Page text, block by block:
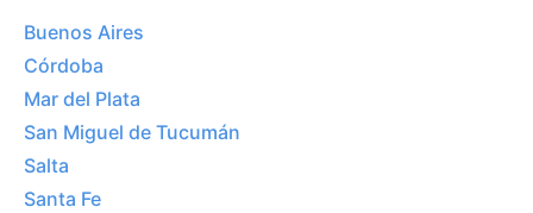
Buenos Aires
Córdoba
Mar del Plata
San Miguel de Tucumán
Salta
Santa Fe